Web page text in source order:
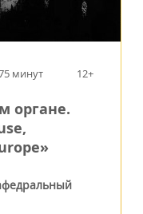
минут 12+
органе.